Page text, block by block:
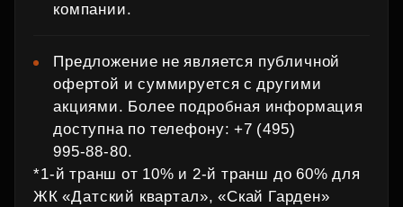
компании.
Предложение не является публичной
офертой и суммируется с другими
акциями. Более подробная информация
доступна по телефону: +7 (495)
995‑88‑80.
*1‑й транш от 10% и 2‑й транш до 60% для
ЖК «Датский квартал», «Скай Гарден»